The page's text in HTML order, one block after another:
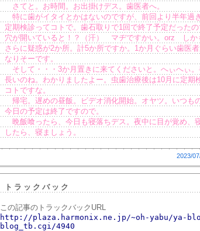
さてと。お時間。お出掛けデス。歯医者へ。
特に歯がイタイとかはないのですが、前回より半年過
定期検診ってコトで。歯石取りで1回で終了予定だった
穴が開いていると！？（汗） マヂですかい。orz しか
さらに疑惑が2か所。計5か所ですか。1か月ぐらい歯医
なりそーです。
そして・・・3か月置きに来てくださいと。へぃへぃ。
長いのね。わかりましたよー。虫歯治療後は10月に定期
コトですな。
帰宅。遅めの昼飯。ビデオ消化開始。オヤツ。いつもの
今日の予定は終了ですので。
晩飯喰ったら、今日も寝落ちデス。夜中に目が覚め、
したら、寝ましょう。
2023/
トラックバック
この記事のトラックバックURL
http://plaza.harmonix.ne.jp/~oh-yabu/ya-
blog_tb.cgi/4940